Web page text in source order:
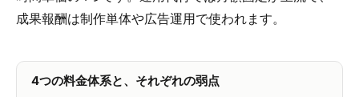
成果報酬は制作単体や広告運用で使われます。
4つの料金体系と、それぞれの弱点